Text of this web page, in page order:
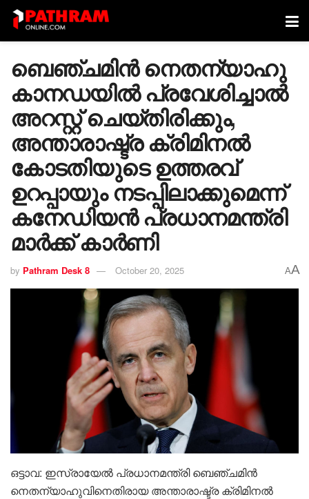
ബെഞ്ചമിൻ നെതന്യാഹു
കാനഡയിൽ പ്രവേശിച്ചാൽ
അറസ്റ്റ് ചെയ്തിരിക്കും,
അന്താരാഷ്ട്ര ക്രിമിനല്‍
കോടതിയുടെ ഉത്തരവ്
ഉറപ്പായും നടപ്പിലാക്കുമെന്ന്
കനേഡിയൻ പ്രധാനമന്ത്രി
മാർക്ക് കാർണി
by Pathram Desk 8 October 20, 2025 AA
ഒട്ടാവ: ഇസ്രായേൽ പ്രധാനമന്ത്രി ബെഞ്ചമിന്‍
നെതന്യാഹുവിനെതിരായ അന്താരാഷ്ട്ര ക്രിമിനല്‍